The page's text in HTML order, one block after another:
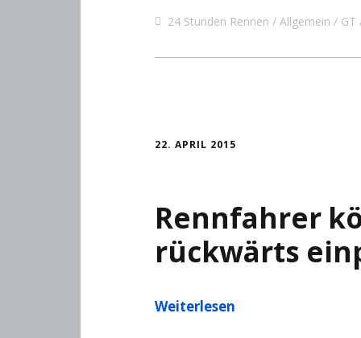
24 Stunden Rennen Allgemein GT
22. APRIL 2015
Rennfahrer
rückwärts
Weiterlesen